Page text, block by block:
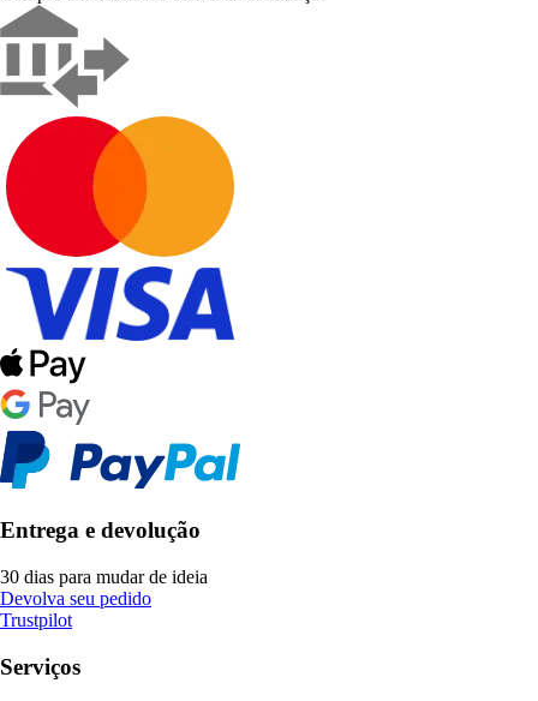
Entrega e devolução
30 dias para mudar de ideia
Devolva seu pedido
Trustpilot
Serviços